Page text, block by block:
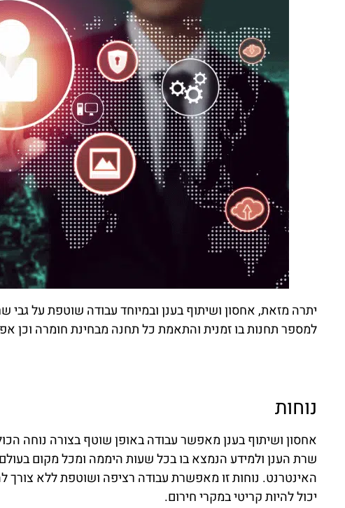
יתרה מזאת, אחסון ושיתוף בענן ובמיוחד עבודה שוטפת על גבי
למספר תחנות בו זמנית והתאמת כל תחנה מבחינת חומרה וכן
נוחות
אחסון ושיתוף בענן מאפשר עבודה באופן שוטף בצורה נוחה
שרת הענן ולמידע הנמצא בו בכל שעות היממה ומכל מקום
האינטרנט. נוחות זו מאפשרת עבודה רציפה ושוטפת ללא צורך
יכול להיות קריטי במקרי חירום.